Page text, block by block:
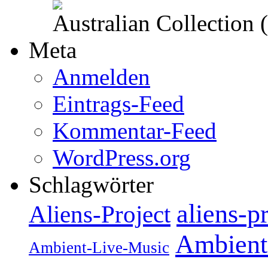
Australian Collection
Meta
Anmelden
Eintrags-Feed
Kommentar-Feed
WordPress.org
Schlagwörter
Aliens-Project aliens-
Ambient-Live-Music